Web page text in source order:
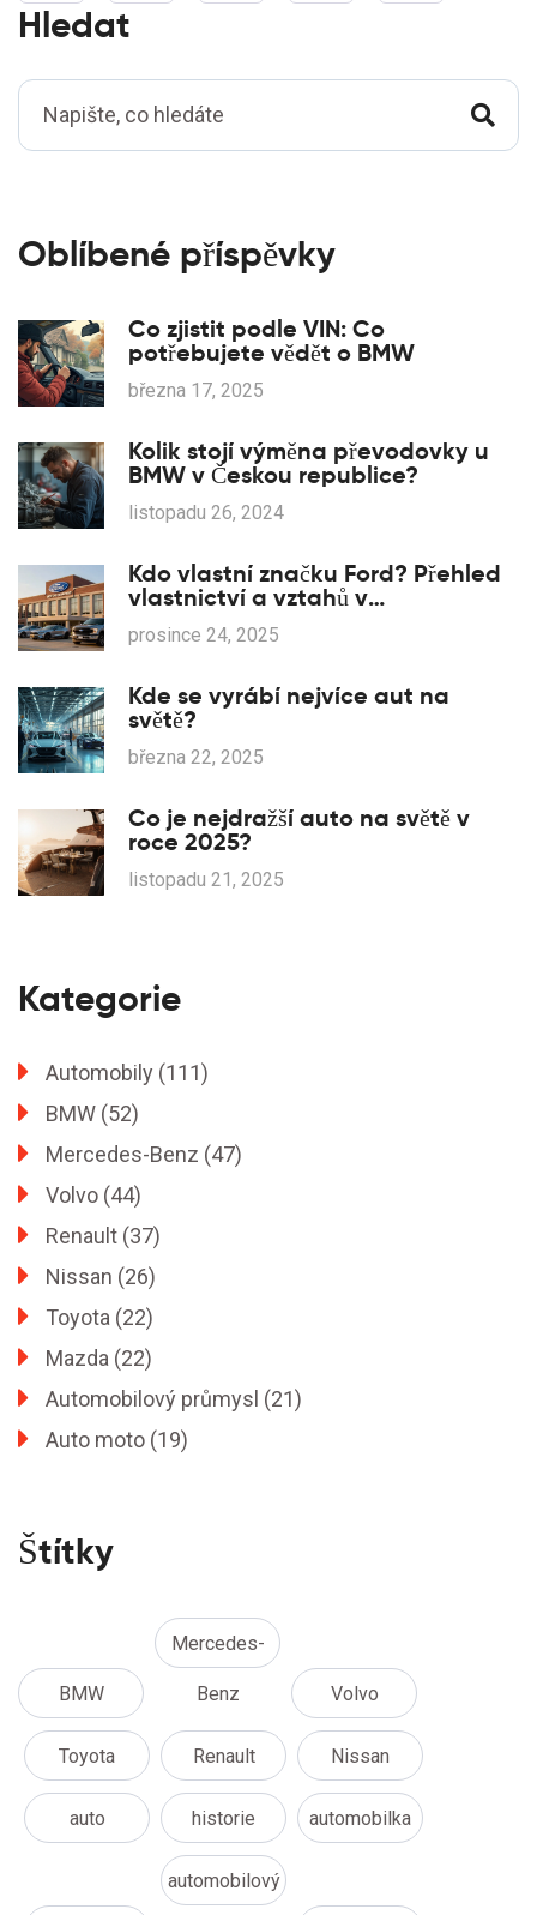
Hledat
Oblíbené příspěvky
Co zjistit podle VIN: Co
potřebujete vědět o BMW
března 17, 2025
Kolik stojí výměna převodovky u
BMW v Českou republice?
listopadu 26, 2024
Kdo vlastní značku Ford? Přehled
vlastnictví a vztahů v
automobilovém průmyslu
prosince 24, 2025
Kde se vyrábí nejvíce aut na
světě?
března 22, 2025
Co je nejdražší auto na světě v
roce 2025?
listopadu 21, 2025
Kategorie
Automobily (111)
BMW (52)
Mercedes-Benz (47)
Volvo (44)
Renault (37)
Nissan (26)
Toyota (22)
Mazda (22)
Automobilový průmysl (21)
Auto moto (19)
Štítky
BMW
Mercedes-
Benz Volvo
Toyota Renault Nissan
auto historie automobilka
automobilový